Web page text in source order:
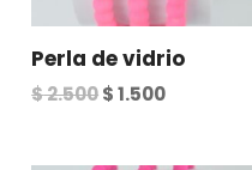
Perla de vidrio
$2.500$1.500